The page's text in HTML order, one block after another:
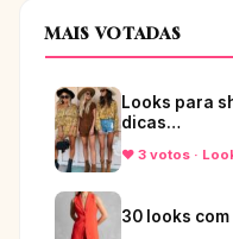
MAIS VOTADAS
Looks para
dicas…
♥ 3 votos ·
30 looks